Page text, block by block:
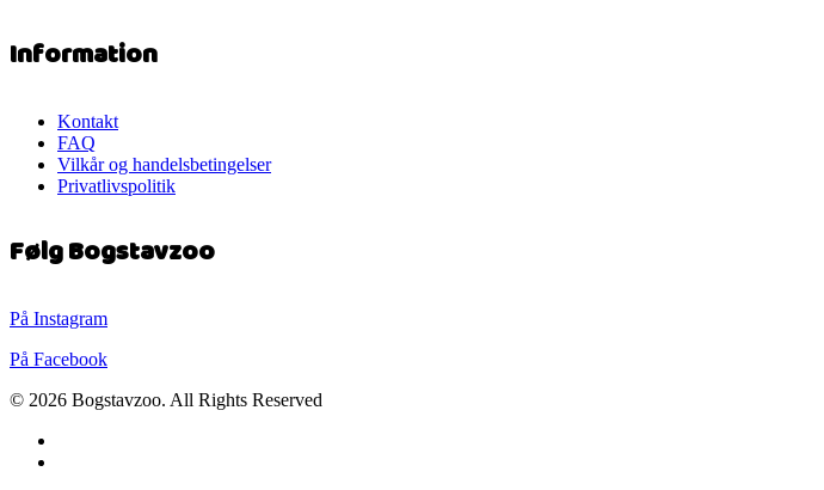
Information
Kontakt
FAQ
Vilkår og handelsbetingelser
Privatlivspolitik
Følg Bogstavzoo
På Instagram
På Facebook
© 2026 Bogstavzoo. All Rights Reserved